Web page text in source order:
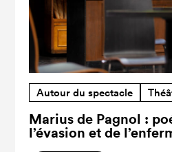
Autour du spectacle
Marius de Pagnol :
l’évasion et de